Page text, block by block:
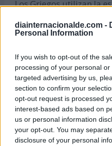
diainternacionalde.com -
Personal Information
If you wish to opt-out of the
processing of your personal
targeted advertising by us,
section to confirm your
opt-out request is processed
interest-based ads based on
us or personal information
your opt-out. You may
disclosure of your personal
Los Griegos utilizan la
Troya para
de Troya (actual
Efemérides de abril